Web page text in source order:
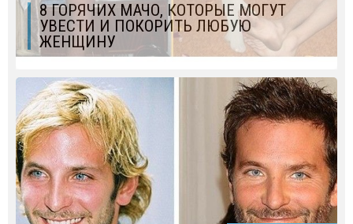
8 ГОРЯЧИХ МАЧО, КОТОРЫЕ МОГУТ
УВЕСТИ И ПОКОРИТЬ ЛЮБУЮ
ЖЕНЩИНУ